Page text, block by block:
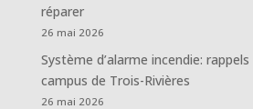
réparer
26 mai 2026
Système d’alarme incendie:
campus de Trois-Rivières
26 mai 2026